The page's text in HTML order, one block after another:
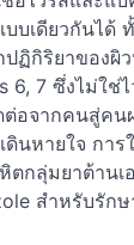
บเดียวกันได้
ฏิกิริยาของผิ
6, 7 ซึ่งไม่ใช่
ต่อจากคนสู่คน
นหายใจ การ
กลุ่มยาต้านเ
สำหรับรักษ